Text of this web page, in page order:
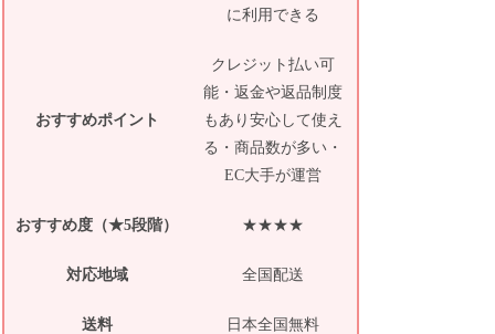
に利用できる
おすすめポイント
クレジット払い可
能・返金や返品制度
もあり安心して使え
る・商品数が多い・
EC大手が運営
おすすめ度（★5段階） ★★★★
対応地域 全国配送
送料 日本全国無料